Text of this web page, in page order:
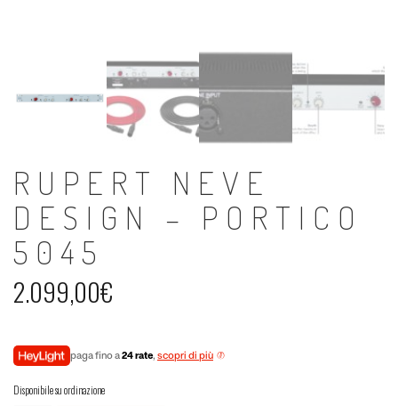
RUPERT NEVE
DESIGN – PORTICO
5045
2.099,00€
paga fino a24 rate, scopri di più
Disponibile su ordinazione